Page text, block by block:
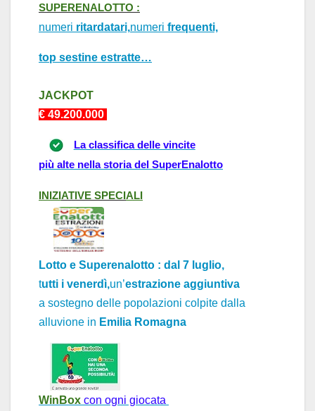
SUPERENALOTTO :
numeri ritardatari,numeri frequenti,
top sestine estratte…
JACKPOT
€ 49.200.000
La classifica delle vincite
più alte nella storia del SuperEnalotto
INIZI ATIVE SPECI ALI
Lotto e Superenalotto : dal 7 luglio,
tutti i venerdì,un’estrazione aggiuntiva
a sostegno delle popolazioni colpite dall a
alluvione in Emilia Romagna
WinBox con ogni giocata